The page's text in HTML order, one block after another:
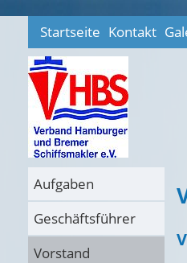
Startseite Kontakt
Aufgaben
Geschäftsführer
Vorstand